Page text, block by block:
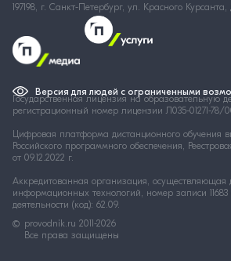
197198, г. Санкт-Петербург, ул. Красного Курсанта,
provodnik.ru 2011-2026
Все права защищены
Версия для людей с ограниченными
Государственная лицензия на образовательную
регистрационный номер лицензии Л035-01271-78/
Цифровая платформа дистанционного обучения
Российского программного обеспечения,
от 09.12.2022 г.
Аккредитованная организация, осуществляющая
информационных технологий, номер записи 11683
деятельности (код): 62.09.